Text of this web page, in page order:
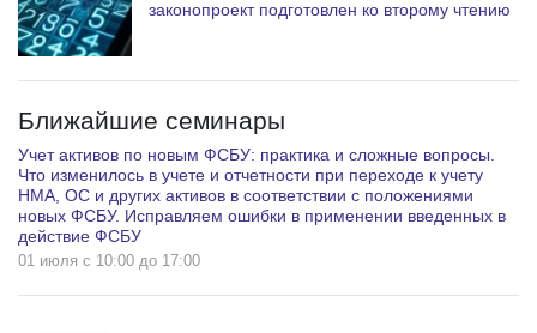
законопроект подготовлен ко второму чтению
Ближайшие семинары
Учет активов по новым ФСБУ: практика и сложные вопросы.
Что изменилось в учете и отчетности при переходе к учету
НМА, ОС и других активов в соответствии с положениями
новых ФСБУ. Исправляем ошибки в применении введенных в
действие ФСБУ
01 июля c 10:00 до 17:00